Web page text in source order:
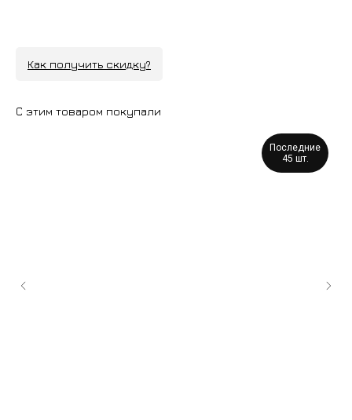
Как получить скидку?
С этим товаром покупали
Последние
45 шт.